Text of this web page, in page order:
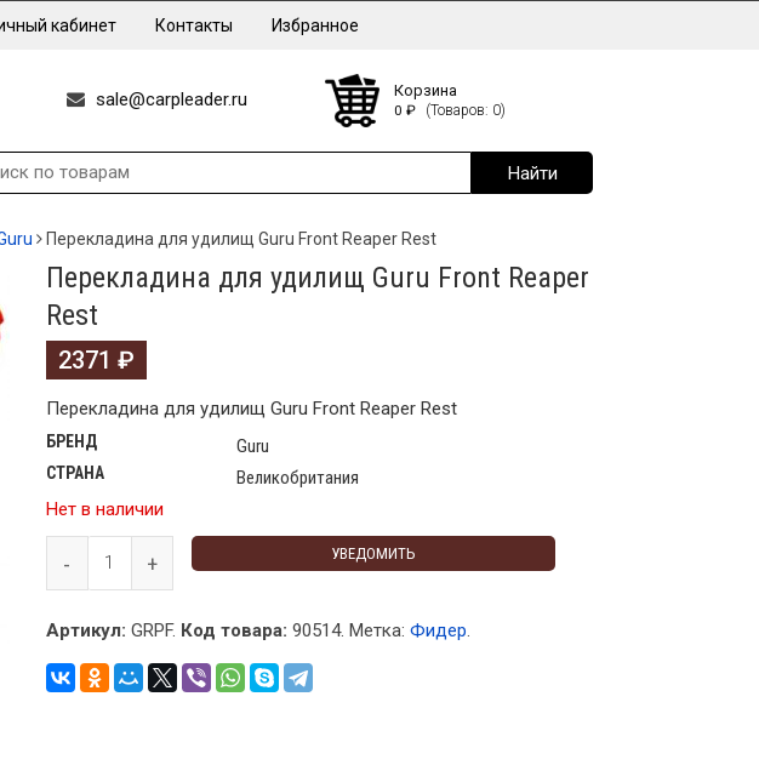
кабинет Контакты Избранное
sale@carpleader.ru Корзина
0 ₽ (Товаров: 0)
Перекладина для удилищ Guru Front Reaper Rest
Перекладина для удилищ Guru Front Reaper
Rest
2371 ₽
Перекладина для удилищ Guru Front Reaper Rest
БРЕНД Guru
СТРАНА
Великобритания
Нет в наличии
УВЕДОМИТЬ
Артикул: GRPF. Код товара: 90514. Метка: Фидер.